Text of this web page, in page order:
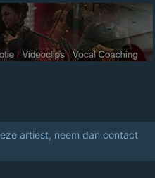
artiest, neem dan contact